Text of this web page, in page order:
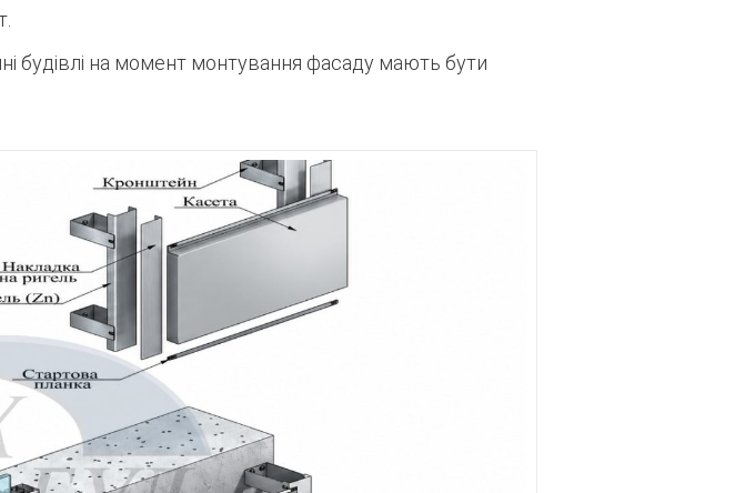
будівлі на момент монтування фасаду мають бути